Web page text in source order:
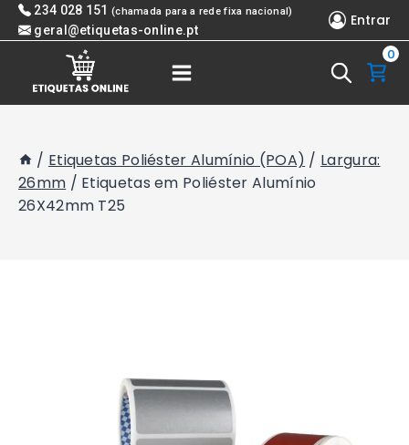
Skip 234 028 151 (chamada para a rede fixa nacional)
geral@etiquetas-online.pt
Entrar
0
/ Etiquetas Poliéster Alumínio (POA) / Largura:
26mm / Etiquetas em Poliéster Alumínio
26X42mm T25